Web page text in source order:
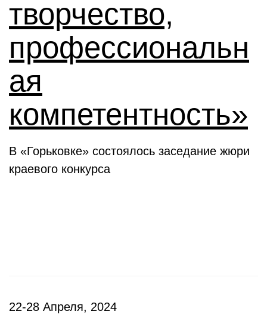
творчество,
профессиональн
ая
компетентность»
В «Горьковке» состоялось заседание жюри
краевого конкурса
22-28 Апреля, 2024